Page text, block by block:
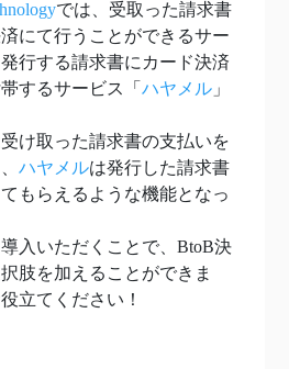
では、受取った請求書
にて行うことができるサー
発行する請求書にカード決済
するサービス「 ハヤメル 」
け取った請求書の支払いを
ハヤメルは発行した請求書
もらえるような機能となっ
入いただくことで、BtoB決
肢を加えることができま
立てください！